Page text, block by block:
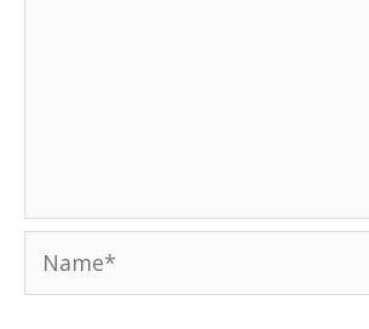
Name*